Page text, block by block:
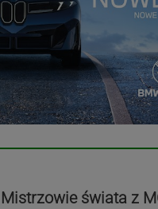
Mistrzowie świata z